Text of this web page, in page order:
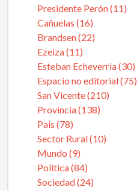
Presidente Perón (11)
Cañuelas (16)
Brandsen (22)
Ezeiza (11)
Esteban Echeverria (30)
Espacio no editorial (75)
San Vicente (210)
Provincia (138)
Pais (78)
Sector Rural (10)
Mundo (9)
Politica (84)
Sociedad (24)